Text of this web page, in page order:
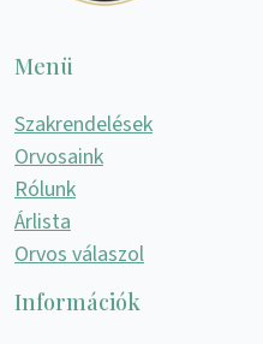
Menü
Szakrendelések
Orvosaink
Rólunk
Árlista
Orvos válaszol
Információk